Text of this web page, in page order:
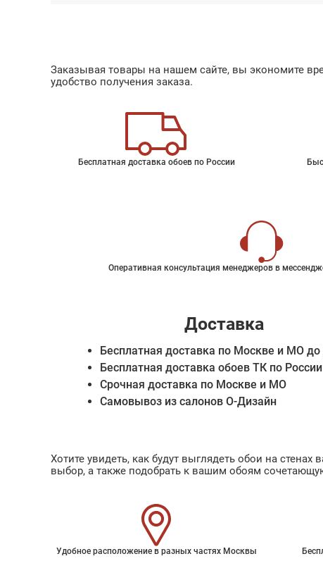
Заказывая товары на нашем сайте, вы экономите
удобство получения заказа.
Бесплатная доставка обоев по России
Оперативная консультация менеджеров в
Доставка
Бесплатная доставка по Москве и МО до
Бесплатная доставка обоев ТК по России
Срочная доставка по Москве и МО
Самовывоз из салонов О-Дизайн
Хотите увидеть, как будут выглядеть обои на
выбор, а также подобрать к вашим обоям
Удобное расположение в разных частях Москвы